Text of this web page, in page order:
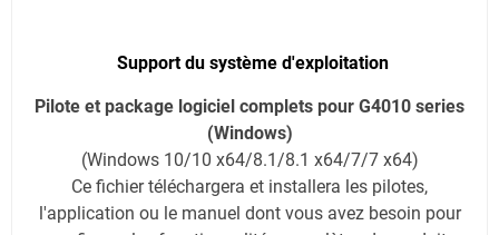
Support du système d'exploitation
Pilote et package logiciel complets pour G4010 series
(Windows)
(Windows 10/10 x64/8.1/8.1 x64/7/7 x64)
Ce fichier téléchargera et installera les pilotes,
l'application ou le manuel dont vous avez besoin pour